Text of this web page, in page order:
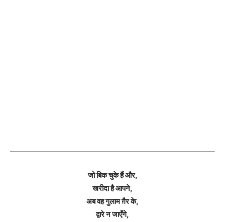
जो बिक चुके हैं और,
खरीदा है आपने,
अब वह गुलाम ग़ैर के,
द्वारे न जाएँगे,